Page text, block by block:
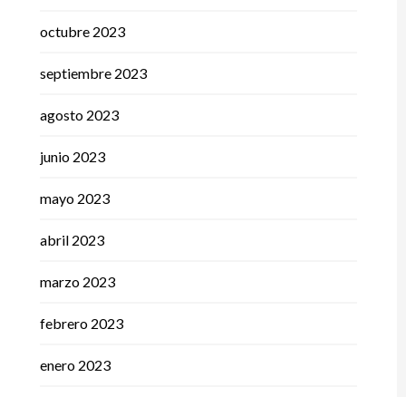
octubre 2023
septiembre 2023
agosto 2023
junio 2023
mayo 2023
abril 2023
marzo 2023
febrero 2023
enero 2023